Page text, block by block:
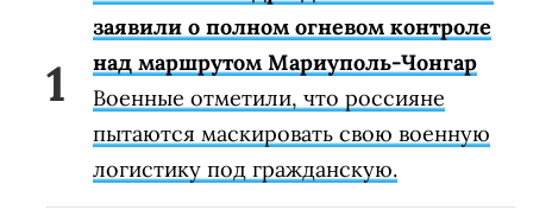
заявили о полном огневом контроле
над маршрутом Мариуполь-Чонгар
Военные отметили, что россияне
пытаются маскировать свою военную
логистику под гражданскую.